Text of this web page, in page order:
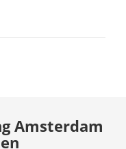
Amsterdam